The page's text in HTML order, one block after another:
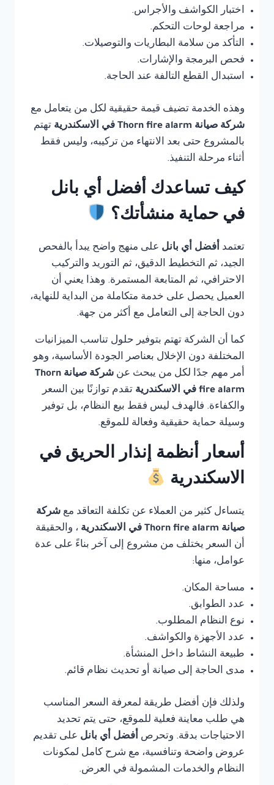
اختبار الكواشف والأجراس.
مراجعة لوحات التحكم.
التأكد من سلامة البطاريات والتوصيلات.
فحص البرمجة والإشارات.
استبدال القطع التالفة عند الحاجة.
وهذه الخدمة تضيف قيمة حقيقية لكل من يتعامل مع
شركة صيانة Thorn fire alarm في الاسكندرية
تهتم
بالمشروع حتى بعد الانتهاء من تركيبه، وليس فقط
أثناء مرحلة التنفيذ.
كيف تساعدك أفضل أي بانل
في حماية منشأتك؟
تعتمد أفضل أي بانل على منهج واضح يبدأ بالفحص
الجيد، ثم التخطيط الدقيق، ثم التوريد والتركيب
الاحترافي، ثم المتابعة المستمرة. وهذا يعني أن
العميل يحصل على خدمة متكاملة من البداية للنهاية،
دون الحاجة إلى التعامل مع أكثر من جهة.
كما أن الشركة تهتم بتوفير حلول تناسب الميزانيات
المختلفة دون الإخلال بعناصر الجودة الأساسية، وهو
أمر مهم جدًا لكل من يبحث عن
شركة صيانة Thorn
fire alarm في الاسكندرية
تقدم توازنًا بين السعر
والكفاءة. فالهدف ليس فقط بيع النظام، بل توفير
وسيلة حماية حقيقية وفعالة للموقع.
أسعار أنظمة إنذار الحريق في
الاسكندرية
يتساءل كثير من العملاء عن تكلفة التعاقد مع شركة
صيانة Thorn fire alarm في الاسكندرية
، والحقيقة
أن السعر يختلف من مشروع إلى آخر بناءً على عدة
عوامل، منها:
مساحة المكان.
عدد الطوابق.
نوع النظام المطلوب.
عدد الأجهزة والكواشف.
طبيعة النشاط داخل المنشأة.
مدى الحاجة إلى صيانة أو تحديث نظام قائم.
ولذلك فإن أفضل طريقة لمعرفة السعر المناسب
هي طلب معاينة فعلية للموقع، حتى يتم تحديد
الاحتياجات بدقة. وتحرص أفضل أي بانل على تقديم
عروض واضحة وتنافسية، مع شرح كامل لمكونات
النظام والخدمات المشمولة في العرض.